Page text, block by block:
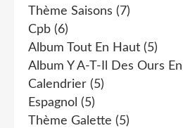
Thème Saisons (7)
Cpb (6)
Album Tout En Haut (5)
Album Y A-T-Il Des Ours
Calendrier (5)
Espagnol (5)
Thème Galette (5)